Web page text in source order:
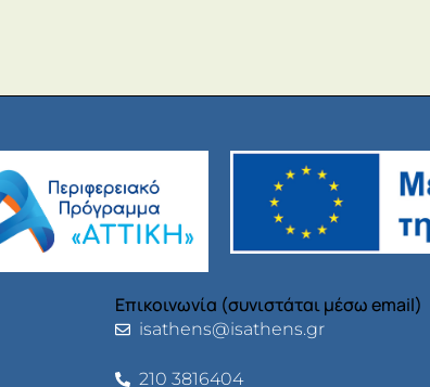
Επικοινωνία (συνιστάται μέσω email)
isathens@isathens.gr
210 3816404